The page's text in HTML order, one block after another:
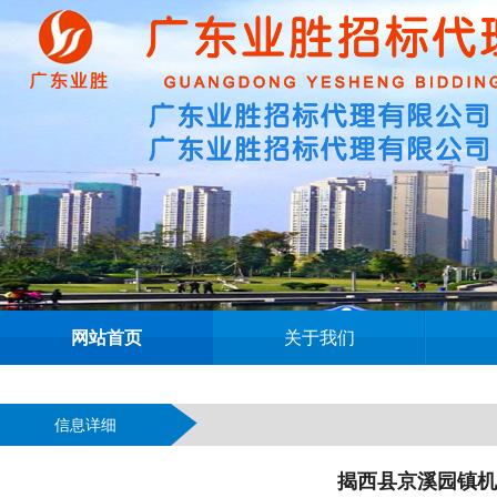
网站首页 关于我们
信息详细
揭西县京溪园镇